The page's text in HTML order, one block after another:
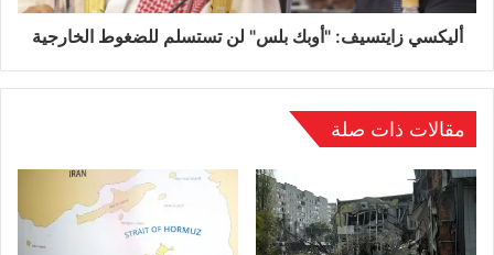
أليكسي زايتسيف: "أوبك بلس" لن تستسلم للضغوط الخارجية
مقالات ذات صلة